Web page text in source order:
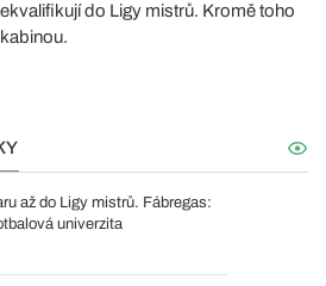
do Ligy mistrů. Kromě toho
až do Ligy mistrů. Fábregas:
univerzita